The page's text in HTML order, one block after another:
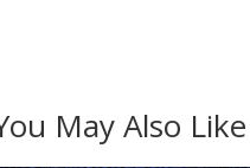
May Also Like